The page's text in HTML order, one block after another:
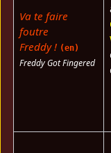
Va te faire
foutre
Freddy ! (en)
Freddy Got Fingered